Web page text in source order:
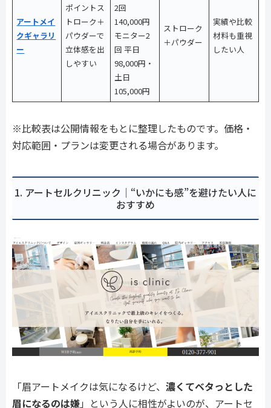
アートメイ
クギャラリ
ー
ポイントス
トローク＋
パウダーで
立体感を出
しやすい
2回
140,000円
モニター2
回 平日
98,000円・
土日
105,000円
ストローク
＋パウダー
実績や比較
材料も重視
したい人
※比較表は公開情報をもとに整理したものです。価格・
対応範囲・プランは変更される場合があります。
1. アートセルクリニック｜“いかにも感”を避けたい人に
おすすめ
「眉アートメイクは気になるけど、 濃くてベタっとした
眉になるのは嫌」という人に相性がよいのが、アートセ